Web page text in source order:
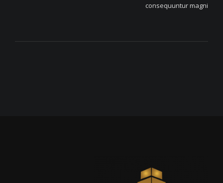
consequuntur magni